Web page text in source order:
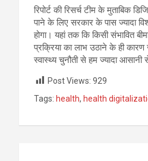
रिपोर्ट की रिसर्च टीम के मुताबिक
पाने के लिए सरकार के पास ज्यादा
होगा। यहां तक कि किसी संभावित
प्रक्रिया का लाभ उठाने के ही
स्वास्थ्य चुनौती से हम ज्यादा
Post Views: 929
Tags: health, health